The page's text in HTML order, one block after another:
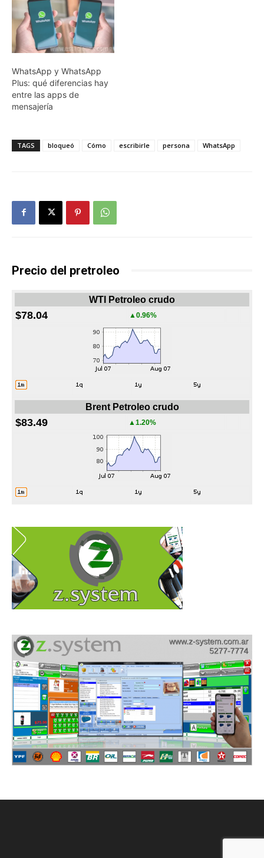
WhatsApp y WhatsApp
Plus: qué diferencias hay
entre las apps de
mensajería
TAGS bloqueó Cómo escribirle persona WhatsApp
Precio del pretroleo
WTI Petroleo crudo
$78.04 ▲0.96%
Brent Petroleo crudo
$83.49 ▲1.20%